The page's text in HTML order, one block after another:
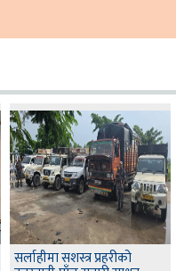
सर्लाहीमा सशस्त्र प्रहरीको